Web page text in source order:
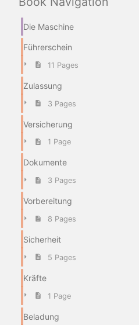
Die Maschine
Führerschein
11 Pages
Zulassung
3 Pages
Versicherung
1 Page
Dokumente
3 Pages
Vorbereitung
8 Pages
Sicherheit
5 Pages
Kräfte
1 Page
Beladung